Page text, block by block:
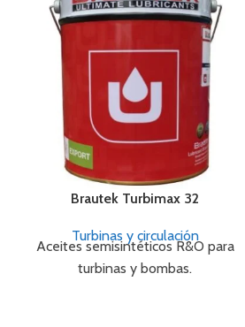
Brautek Turbimax 32
Turbinas y circulación
Aceites semisintéticos R&O para
turbinas y bombas.